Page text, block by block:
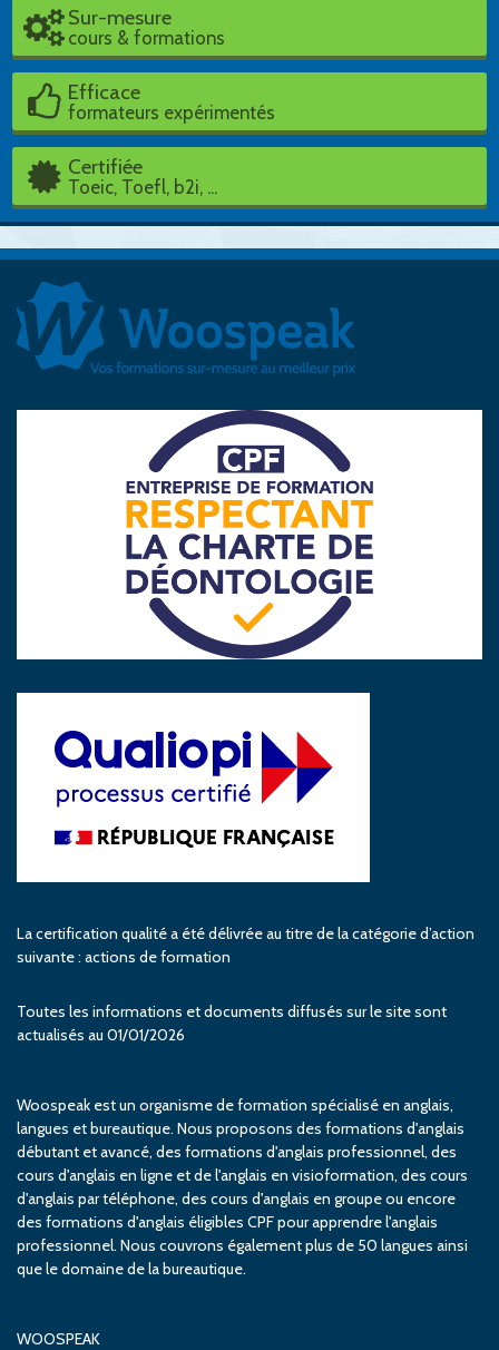
Sur-mesure
cours & formations
Efficace
formateurs expérimentés
Certifiée
Toeic, Toefl, b2i, ...
La certification qualité a été délivrée au titre de la catégorie d’action
suivante : actions de formation
Toutes les informations et documents diffusés sur le site sont
actualisés au 01/01/2026
Woospeak est un organisme de formation spécialisé en anglais,
langues et bureautique. Nous proposons des formations d'anglais
débutant et avancé, des formations d'anglais professionnel, des
cours d'anglais en ligne et de l'anglais en visioformation, des cours
d'anglais par téléphone, des cours d'anglais en groupe ou encore
des formations d'anglais éligibles CPF pour apprendre l'anglais
professionnel. Nous couvrons également plus de 50 langues ainsi
que le domaine de la bureautique.
WOOSPEAK